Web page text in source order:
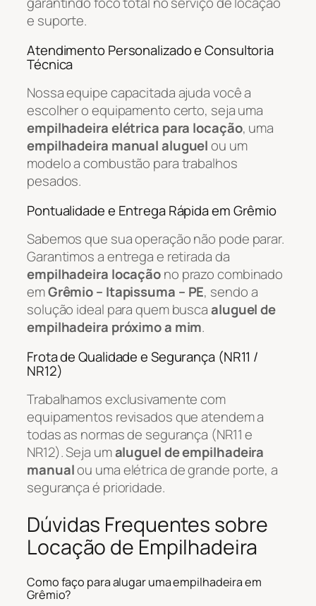
e suporte.
Atendimento Personalizado e Consultoria
Técnica
Nossa equipe capacitada ajuda você a
escolher o equipamento certo, seja uma
empilhadeira elétrica para locação, uma
empilhadeira manual aluguelou um
modelo a combustão para trabalhos
pesados.
Pontualidade e Entrega Rápida em Grêmio
Sabemos que sua operação não pode parar.
Garantimos a entrega e retirada da
empilhadeira locaçãono prazo combinado
emGrêmio – Itapissuma – PE, sendo a
solução ideal para quem buscaaluguel de
empilhadeira próximo a mim.
Frota de Qualidade e Segurança (NR11 /
NR12)
Trabalhamos exclusivamente com
equipamentos revisados que atendem a
todas as normas de segurança (NR11 e
NR12). Seja umaluguel de empilhadeira
manualou uma elétrica de grande porte, a
segurança é prioridade.
Dúvidas Frequentes sobre
Locação de Empilhadeira
Como faço para alugar uma empilhadeira em
Grêmio?